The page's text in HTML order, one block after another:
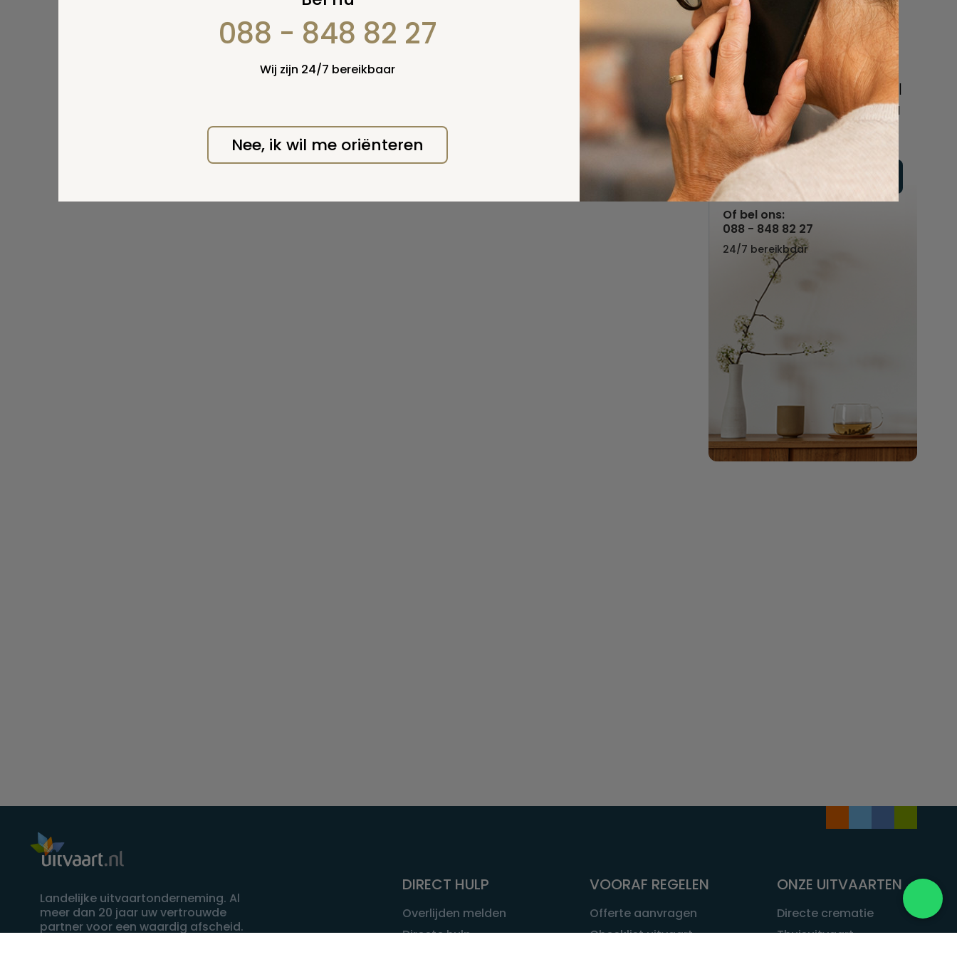
Verzenden
Wel verplicht, maar
een uitvaart
regelen
Beschrijf uw wensen
online of bel ons geheel
vrijblijvend voor hulp na
een overlijden.
Vul hier uw wensen in
Of bel ons:
088 - 848 82 27
24/7 bereikbaar
Landelijke uitvaartonderneming. Al
meer dan 20 jaar uw vertrouwde
partner voor een waardig afscheid.
DIRECT HULP
Overlijden melden
Directe hulp
VOORAF REGELEN
Offerte aanvragen
Checklist uitvaart
ONZE UITVAARTEN
Directe crematie
Thuisuitvaart
088 - 848 82 27
Wij zijn 24/7 bereikbaar
Nee, ik wil me oriënteren